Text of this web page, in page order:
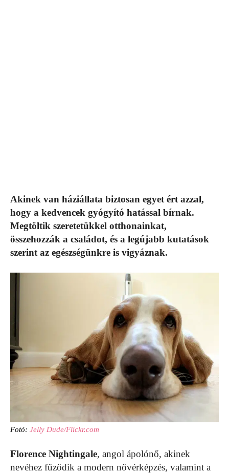
Akinek van háziállata biztosan egyet ért azzal,
hogy a kedvencek gyógyító hatással bírnak.
Megtöltik szeretetükkel otthonainkat,
összehozzák a családot, és a legújabb kutatások
szerint az egészségünkre is vigyáznak.
Fotó: Jelly Dude/Flickr.com
Florence Nightingale, angol ápolónő, akinek
nevéhez fűződik a modern nővérképzés, valamint a